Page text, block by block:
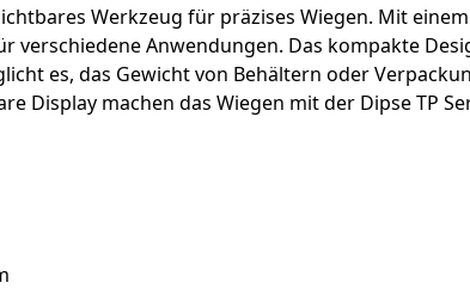
Werkzeug für präzises Wiegen. Mit
verschiedene Anwendungen. Das kompakte
es, das Gewicht von Behältern oder
Display machen das Wiegen mit der Dipse TP